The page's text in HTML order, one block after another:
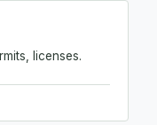
licenses.